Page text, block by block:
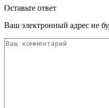
Оставьте ответ
Ваш электронный адрес не